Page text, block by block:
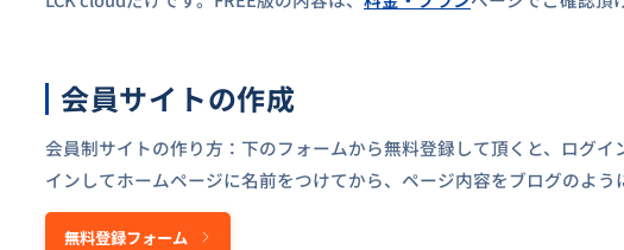
会員サイトの作成
会員制サイトの作り方：下のフォームから無料登録して頂くと、ログ
インしてホームページに名前をつけてから、ページ内容をブログのよ
無料登録フォーム